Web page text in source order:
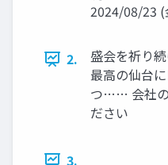
2024/08/23 (
2.
盛会を祈り
最高の仙台
つ…… 会社の
ださい
3.